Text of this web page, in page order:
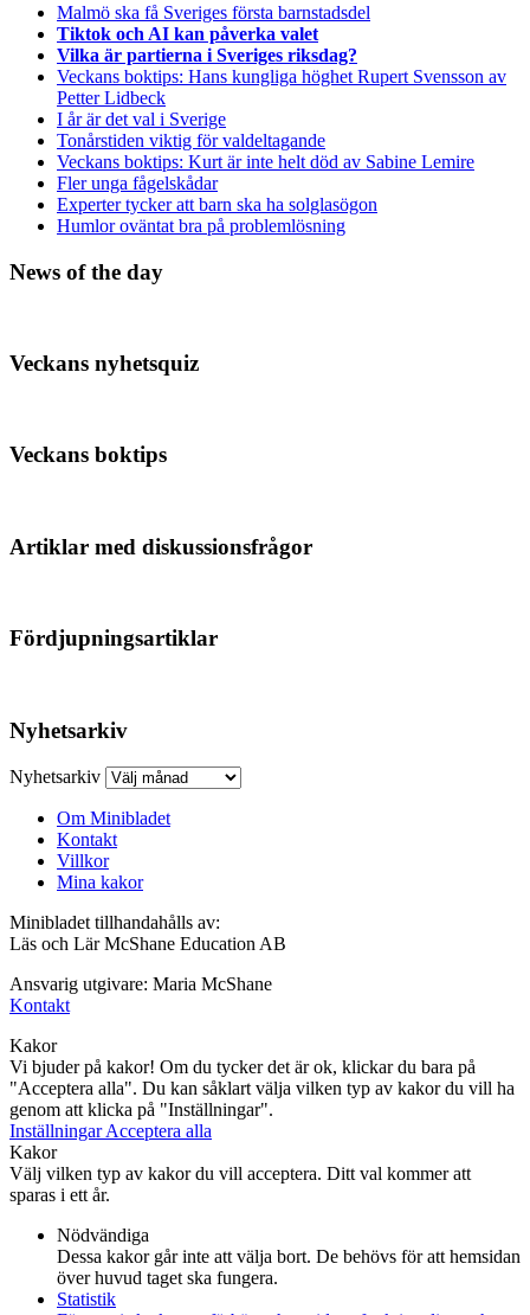
Malmö ska få Sveriges första barnstadsdel
Tiktok och AI kan påverka valet
Vilka är partierna i Sveriges riksdag?
Veckans boktips: Hans kungliga höghet Rupert Svensson av
Petter Lidbeck
I år är det val i Sverige
Tonårstiden viktig för valdeltagande
Veckans boktips: Kurt är inte helt död av Sabine Lemire
Fler unga fågelskådar
Experter tycker att barn ska ha solglasögon
Humlor oväntat bra på problemlösning
News of the day
Veckans nyhetsquiz
Veckans boktips
Artiklar med diskussionsfrågor
Fördjupningsartiklar
Nyhetsarkiv
Nyhetsarkiv
Om Minibladet
Kontakt
Villkor
Mina kakor
Minibladet tillhandahålls av:
Läs och Lär McShane Education AB
Ansvarig utgivare: Maria McShane
Kontakt
Kakor
Vi bjuder på kakor! Om du tycker det är ok, klickar du bara på
"Acceptera alla". Du kan såklart välja vilken typ av kakor du vill ha
genom att klicka på "Inställningar".
InställningarAcceptera alla
Kakor
Välj vilken typ av kakor du vill acceptera. Ditt val kommer att
sparas i ett år.
Nödvändiga
Dessa kakor går inte att välja bort. De behövs för att hemsidan
över huvud taget ska fungera.
Statistik